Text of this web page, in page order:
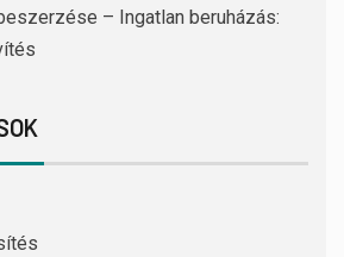
– Ingatlan beruházás: